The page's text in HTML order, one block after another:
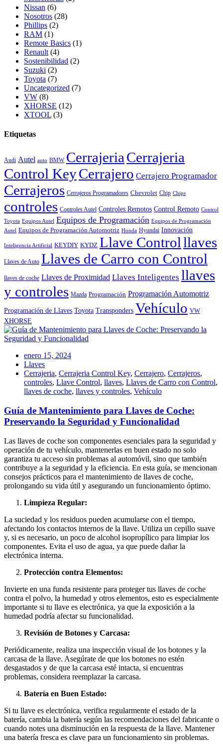
Nissan (6)
Nosotros (28)
Phillips (2)
RAM (1)
Remote Basics (1)
Renault (4)
Sostenibilidad (2)
Suzuki (2)
Toyota (7)
Uncategorized (7)
VW (8)
XHORSE (12)
XTOOL (3)
Etiquetas
Audi Autel auto BMW Cerrajeria Cerrajeria
Control KeyCerrajero Cerrajero Programador
Cerrajeros Cerrajeros Programadores Chevrolet Chip Chips
controles Controles Autel Controles Remotos Control Remoto Control
Toyota Equipos Autel Equipos de Programación Equipos de Programación
Autel Equipos de Programación Automotriz Honda Hyundai Innovación
Inteligencia Artificial KEYDIY KYDZ Llave Controlllaves
Llaves de Auto Llaves de Carro con Control
llaves de coche Llaves de Proximidad Llaves Inteligentes llaves
y controles Mazda Programación Programación Automotriz
Programación de Llaves Toyota Transponders Vehículo VW
XHORSE
enero 15, 2024
Llaves
Cerrajeria, Cerrajeria Control Key, Cerrajero, Cerrajeros,
controles, Llave Control, llaves, Llaves de Carro con Control,
llaves de coche, llaves y controles, Vehículo
Guía de Mantenimiento para Llaves de Coche:
Preservando la Seguridad y Funcionalidad
Las llaves de coche son componentes esenciales para la seguridad y
operación de tu vehículo, mantenerlas en buen estado no solo
garantiza tu acceso sin problemas al automóvil, sino que también
contribuye a la seguridad y la eficiencia. En esta guía, se mencionan
consejos prácticos para el mantenimiento de llaves de coche,
prolongando su vida útil y asegurando un funcionamiento óptimo.
Limpieza Regular:
La suciedad y los residuos pueden acumularse con el tiempo,
afectando los contactos internos de la llave. Utiliza un cepillo suave
y, si es necesario, un poco de alcohol isopropílico para limpiar los
componentes. Evita el uso de agua, ya que puede dañar la
electrónica interna.
Protección contra Elementos:
Invierte en una funda resistente para proteger tus llaves de coche
contra el polvo, la humedad y otros elementos, esto es especialmente
importante si tu llave es electrónica, ya que la exposición a la
humedad podría afectar su funcionalidad.
Revisión de Botones y Carcasa:
Periódicamente, realiza una inspección visual de los botones y la
carcasa de la llave. Asegúrate de que los botones no estén
desgastados y de que la carcasa esté intacta, si encuentras
problemas, considera reemplazar la carcasa.
Batería en Buen Estado:
Si tu llave es electrónica, verifica regularmente el estado de la
batería, cambia la batería según las recomendaciones del fabricante o
cuando notes una disminución en la respuesta de la llave. Mantener
una batería fresca es clave para un funcionamiento sin problemas.